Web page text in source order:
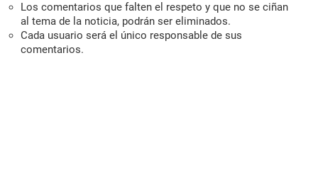
Los comentarios que falten el respeto y que no se ciñan
al tema de la noticia, podrán ser eliminados.
Cada usuario será el único responsable de sus
comentarios.